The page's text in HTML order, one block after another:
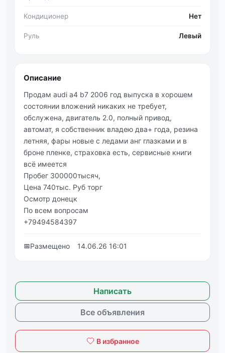
Кондиционер Нет
Руль Левый
Описание
Продам audi a4 b7 2006 год выпуска в хорошем
состоянии вложений никаких не требует,
обслужена, двигатель 2.0, полный привод,
автомат, я собственник владею два+ года, резина
летняя, фары новые с ледами анг глазками и в
броне пленке, страховка есть, сервисные книги
всё имеется
Пробег 300000тысяч,
Цена 740тыс. Руб торг
Осмотр донецк
По всем вопросам
+79494584397
📅Размещено 14.06.26 16:01
Написать
Все объявления
В избранное